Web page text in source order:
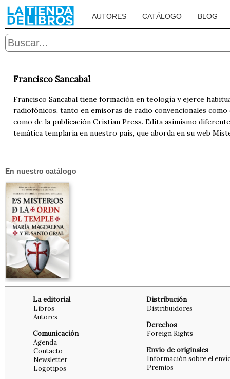
AUTORES CATÁLOGO BLOG
Francisco Sancabal
Francisco Sancabal tiene formación en teología y ejerce
radiofónicos, tanto en emisoras de radio convencionales
como de la publicación Cristian Press. Edita asimismo
temática templaria en nuestro país, que aborda en su web
En nuestro catálogo
La editorial
Libros
Autores
Comunicación
Agenda
Contacto
Newsletter
Logotipos
Distribución
Distribuidores
Derechos
Foreign Rights
Envío de originales
Información sobre el
Premios